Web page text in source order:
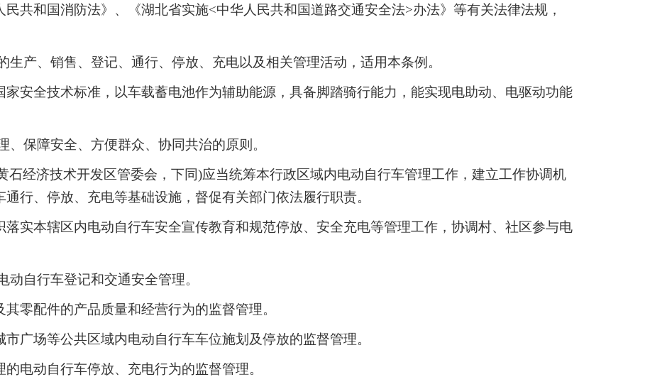
共和国消防法》、《湖北省实施<中华人民共和国道路交通安全法>办法》等有关法律法规，
产、销售、登记、通行、停放、充电以及相关管理活动，适用本条例。
安全技术标准，以车载蓄电池作为辅助能源，具备脚踏骑行能力，能实现电助动、电驱动功能
保障安全、方便群众、协同共治的原则。
石经济技术开发区管委会，下同)应当统筹本行政区域内电动自行车管理工作，建立工作协调机
行、停放、充电等基础设施，督促有关部门依法履行职责。
落实本辖区内电动自行车安全宣传教育和规范停放、安全充电等管理工作，协调村、社区参与电
自行车登记和交通安全管理。
零配件的产品质量和经营行为的监督管理。
广场等公共区域内电动自行车车位施划及停放的监督管理。
电动自行车停放、充电行为的监督管理。